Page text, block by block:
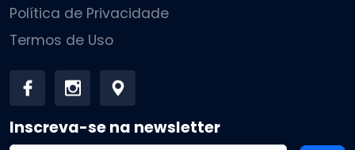
Política de Privacidade
Termos de Uso
Inscreva-se na newsletter